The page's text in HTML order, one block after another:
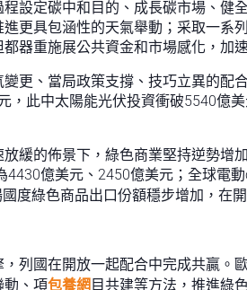
設定碳中和目的、成長碳市場、
更具包涵性的天氣舉動；采取一
器重施展公共資金和市場感化，加
更、當局政策支撐、技巧立異的
，此中太陽能光伏投資衝破5540億
緩的佈景下，綠色商業堅持逆勢增
億美元、2450億美元；全球電
度綠色商品出口份額穩步增加，在
列國在開放一起配合中完成共贏
動、項包養網 目共建等方法，推進綠